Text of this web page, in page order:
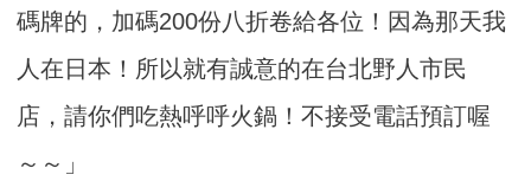
碼牌的，加碼200份八折卷給各位！因為那天我
人在日本！所以就有誠意的在台北野人市民
店，請你們吃熱呼呼火鍋！不接受電話預訂喔
～～」